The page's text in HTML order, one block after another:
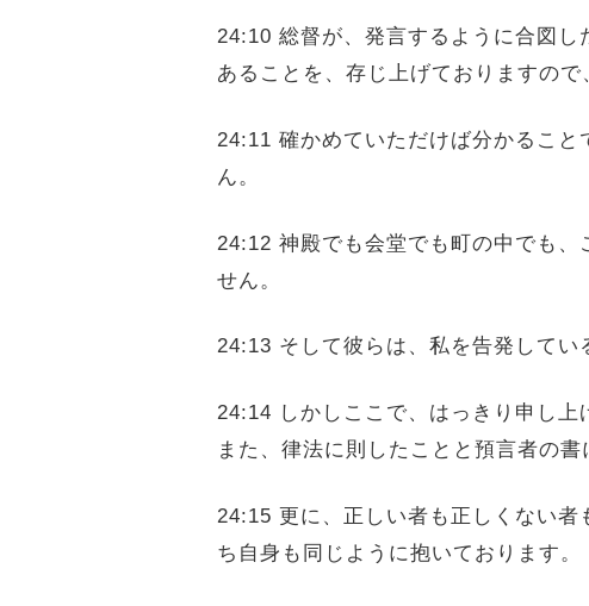
24:10 総督が、発言するように合図
あることを、存じ上げておりますの
24:11 確かめていただけば分かるこ
ん。
24:12 神殿でも会堂でも町の中でも、
せん。
24:13 そして彼らは、私を告発してい
24:14 しかしここで、はっきり申し上
また、律法に則したことと預言者の
24:15 更に、正しい者も正しくない
ち自身も同じように抱いております。